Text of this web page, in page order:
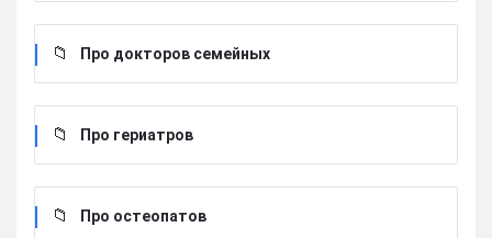
Про докторов семейных
Про гериатров
Про остеопатов